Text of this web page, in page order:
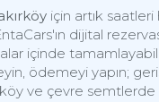
için artık saatleri
dijital
içinde
ödemeyi yapın;
ve çevre